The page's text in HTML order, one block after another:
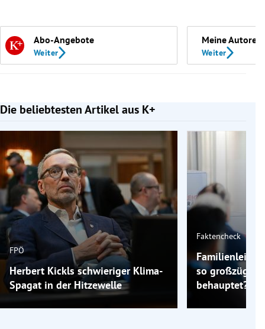
Abo-Angebote
Weiter
Meine Autoren
Weiter
Die beliebtesten Artikel aus K+
Slide 1 von 7
FPÖ
Herbert Kickls schwieriger Klima-
Spagat in der Hitzewelle
Faktencheck
so großzügig,
behauptet?